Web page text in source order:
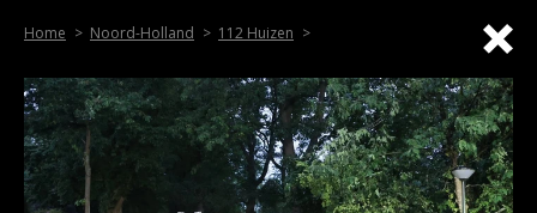
Home Noord-Holland 112 Huizen